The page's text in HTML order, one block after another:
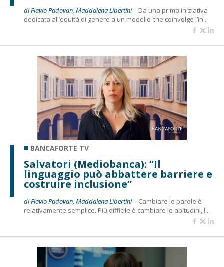
di Flavio Padovan, Maddalena Libertini - Da una prima iniziativa
dedicata all’equità di genere a un modello che coinvolge l’in...
BANCAFORTE TV
Salvatori (Mediobanca): “Il
linguaggio può abbattere barriere e
costruire inclusione”
di Flavio Padovan, Maddalena Libertini - Cambiare le parole è
relativamente semplice. Più difficile è cambiare le abitudini, l...